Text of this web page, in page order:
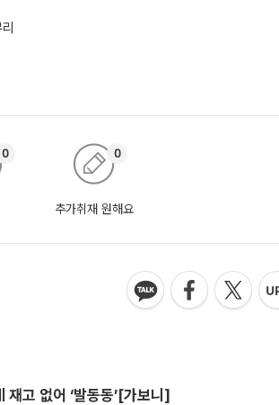
0
추가취재 원해요
0
고 없어 ‘발동동’[가보니]